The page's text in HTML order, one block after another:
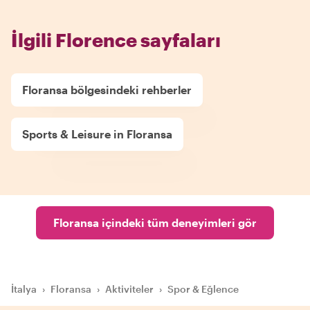
İlgili Florence sayfaları
Floransa bölgesindeki rehberler
Sports & Leisure in Floransa
Floransa içindeki tüm deneyimleri gör
İtalya › Floransa › Aktiviteler › Spor & Eğlence